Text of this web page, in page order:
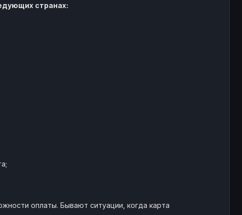
странах:
оплаты. Бывают ситуации, когда карта